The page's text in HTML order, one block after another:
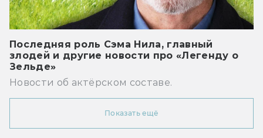
Последняя роль Сэма Нила, главный
злодей и другие новости про «Легенду о
Зельде»
Новости об актёрском составе.
Показать ещё